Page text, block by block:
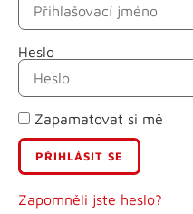
Heslo
Zapamatovat si mě
Zapomněli jste heslo?
Příjmení
E-mail
Uživatelské jméno